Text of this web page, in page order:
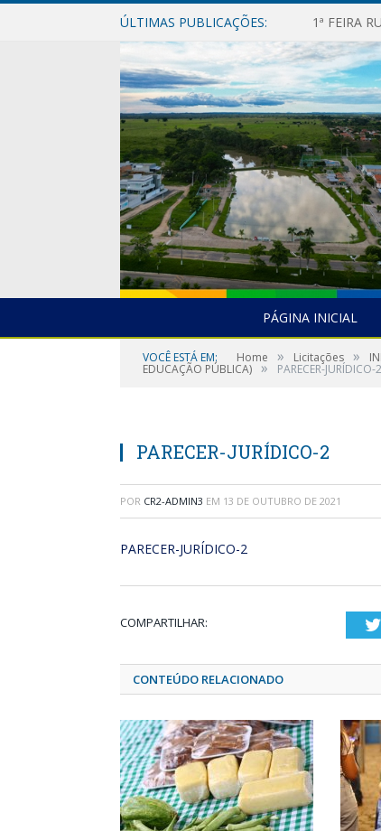
ÚLTIMAS PUBLICAÇÕES: 1ª FEIRA
PÁGINA INICIAL
VOCÊ ESTÁ EM: Home » Licitações »
EDUCAÇÃO PÚBLICA) » PARECER-JURÍDICO-2
PARECER-JURÍDICO-2
POR CR2-ADMIN3 EM 13 DE OUTUBRO DE 2021
PARECER-JURÍDICO-2
COMPARTILHAR:
CONTEÚDO RELACIONADO